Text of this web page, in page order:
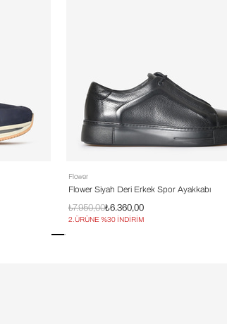
Flower
Flower Siyah Deri Erkek Spor Ayakkabı
₺6.360,00
₺7.950,00
2.ÜRÜNE %30 İNDİRİM